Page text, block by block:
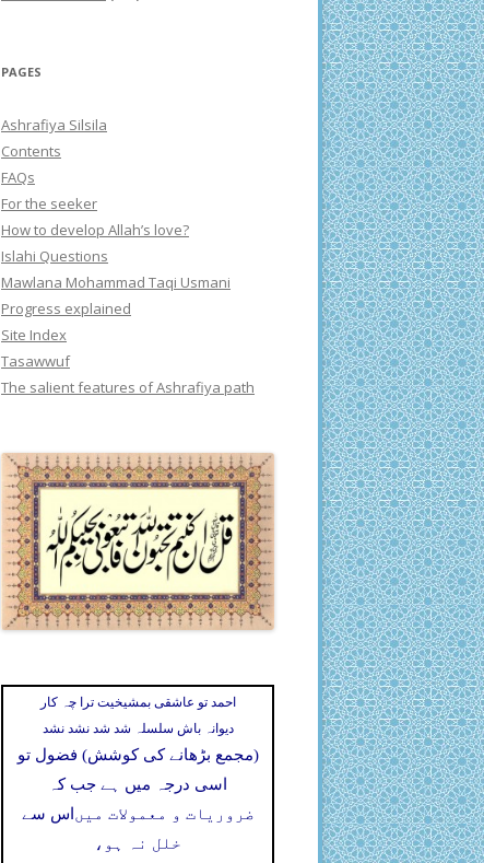
PAGES
Ashrafiya Silsila
Contents
FAQs
For the seeker
How to develop Allah’s love?
Islahi Questions
Mawlana Mohammad Taqi Usmani
Progress explained
Site Index
Tasawwuf
The salient features of Ashrafiya path
احمد تو عاشقی بمشیخیت ترا چہ کار
دیوانہ باش سلسلہ شد شد نشد نشد
(مجمع بڑھانے کی کوشش) فضول تو
اسی درجہ میں ہے جب کہ
اس سے ضروریات و معمولات میں
خلل نہ ہو،